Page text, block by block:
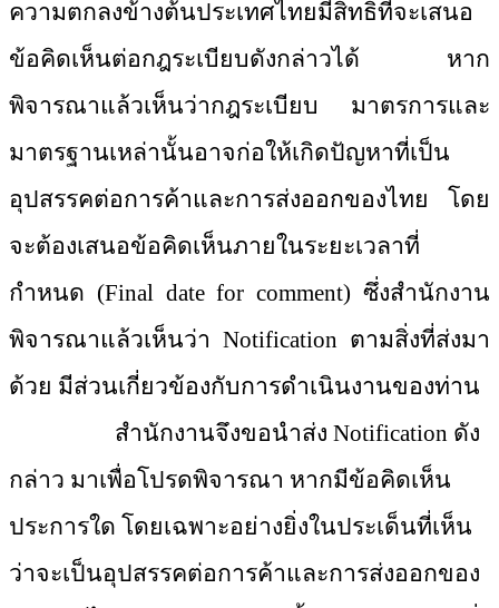
ความตกลงข้างต้นประเทศไทยมีสิทธิที่จะเสนอ
ข้อคิดเห็นต่อกฎระเบียบดังกล่าวได้ หาก
พิจารณาแล้วเห็นว่ากฎระเบียบ มาตรการและ
มาตรฐานเหล่านั้นอาจก่อให้เกิดปัญหาที่เป็น
อุปสรรคต่อการค้าและการส่งออกของไทย โดย
จะต้องเสนอข้อคิดเห็นภายในระยะเวลาที่
กำหนด (Final date for comment) ซึ่งสำนักงาน
พิจารณาแล้วเห็นว่า Notification ตามสิ่งที่ส่งมา
ด้วย มีส่วนเกี่ยวข้องกับการดำเนินงานของท่าน
สำนักงานจึงขอนำส่ง Notification ดัง
กล่าว มาเพื่อโปรดพิจารณา หากมีข้อคิดเห็น
ประการใด โดยเฉพาะอย่างยิ่งในประเด็นที่เห็น
ว่าจะเป็นอุปสรรคต่อการค้าและการส่งออกของ